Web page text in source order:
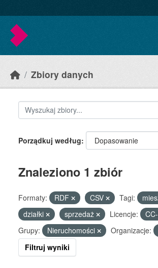
Zbiory danych
Porządkuj według
Znaleziono 1 zbiór
Formaty: RDF CSV Tagi:
działki
sprzedaż Licencje:
Grupy:
Nieruchomości Organizacje:
Filtruj wyniki